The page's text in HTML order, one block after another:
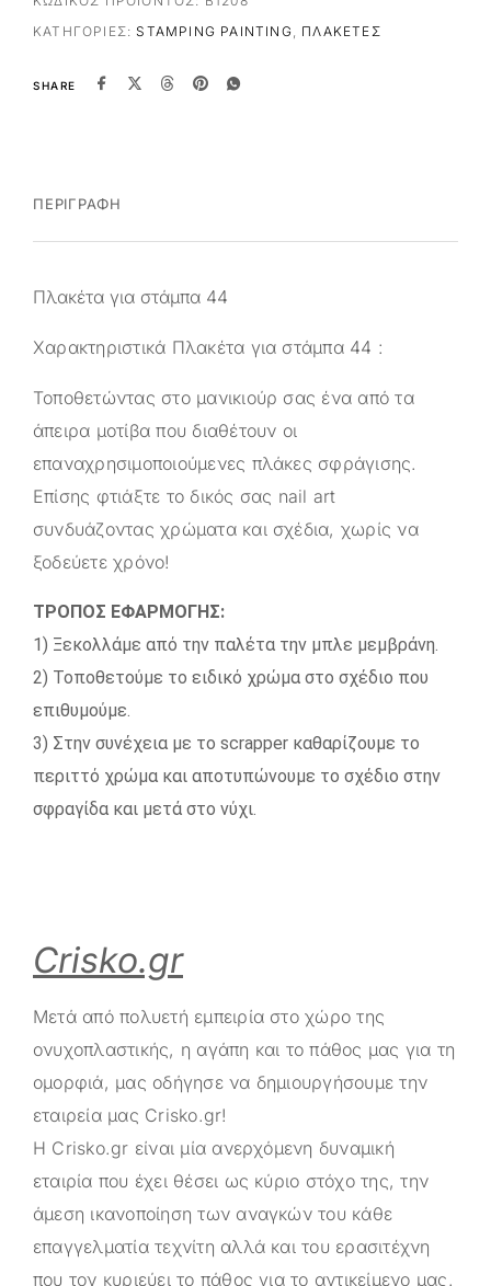
ΚΑΤΗΓΟΡΊΕΣ: STAMPING PAINTING ΠΛΑΚΈΤΕΣ
SHARE
ΠΕΡΙΓΡΑΦΉ
Πλακέτα για στάμπα 44
Χαρακτηριστικά Πλακέτα για στάμπα 44 :
Τοποθετώντας στο μανικιούρ σας ένα από τα
άπειρα μοτίβα που διαθέτουν οι
επαναχρησιμοποιούμενες πλάκες σφράγισης.
Επίσης φτιάξτε το δικός σας nail art
συνδυάζοντας χρώματα και σχέδια, χωρίς να
ξοδεύετε χρόνο!
ΤΡΟΠΟΣ ΕΦΑΡΜΟΓΗΣ:
1) Ξεκολλάμε από την παλέτα την μπλε μεμβράνη.
2) Τοποθετούμε το ειδικό χρώμα στο σχέδιο που
επιθυμούμε.
3) Στην συνέχεια με το scrapper καθαρίζουμε το
περιττό χρώμα και αποτυπώνουμε το σχέδιο στην
σφραγίδα και μετά στο νύχι.
Crisko.gr
Μετά από πολυετή εμπειρία στο χώρο της
ονυχοπλαστικής, η αγάπη και το πάθος μας για τη
ομορφιά, μας οδήγησε να δημιουργήσουμε την
εταιρεία μας Crisko.gr!
Η Crisko.gr είναι μία ανερχόμενη δυναμική
εταιρία που έχει θέσει ως κύριο στόχο της, την
άμεση ικανοποίηση των αναγκών του κάθε
επαγγελματία τεχνίτη αλλά και του ερασιτέχνη
που τον κυριεύει το πάθος για το αντικείμενο μας.